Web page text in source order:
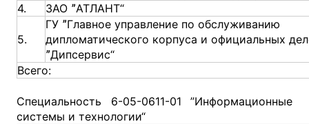
4.
ЗАО ˮАТЛАНТ“
5.
ГУ ˮГлавное управление по обслуживанию
дипломатического корпуса и официальных
ˮДипсервис“
Всего:
Специальность 6-05-0611-01 ”Информационные
системы и технологии“